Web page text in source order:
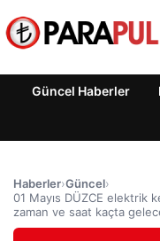
Güncel Haberler
Haberler›Güncel›
01 Mayıs DÜZCE elektrik
zaman ve saat kaçta